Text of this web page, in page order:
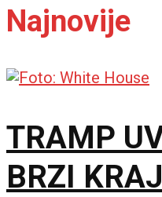
Najnovije
TRAMP
BRZI